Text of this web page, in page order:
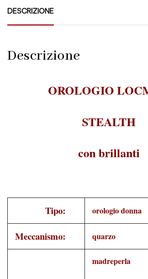
DESCRIZIONE
Descrizione
OROLOGIO
STEALTH
con brillanti
Tipo: orologio donna
Meccanismo: quarzo
madreperla